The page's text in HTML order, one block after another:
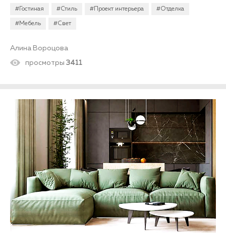
#Гостиная #Стиль #Проект интерьера #Отделка
#Мебель #Свет
Алина Вороцова
просмотры 3411